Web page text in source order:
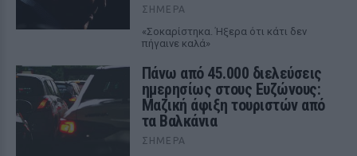
ΣΉΜΕΡΑ
«Σοκαρίστηκα. Ήξερα ότι κάτι δεν
πήγαινε καλά»
Πάνω από 45.000 διελεύσεις
ημερησίως στους Ευζώνους:
Μαζική άφιξη τουριστών από
τα Βαλκάνια
ΣΉΜΕΡΑ